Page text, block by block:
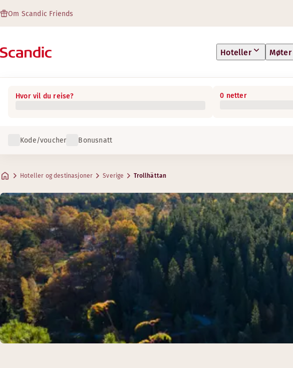
Om Scandic Friends
Hoteller Møter
Hvor vil du reise? 0 netter
Kode/voucher Bonusnatt
Hoteller og destinasjoner Sverige Trollhättan